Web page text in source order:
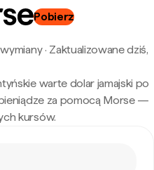
Pobierz
· Zaktualizowane dziś,
warte dolar jamajski po
za pomocą Morse —
kursów.